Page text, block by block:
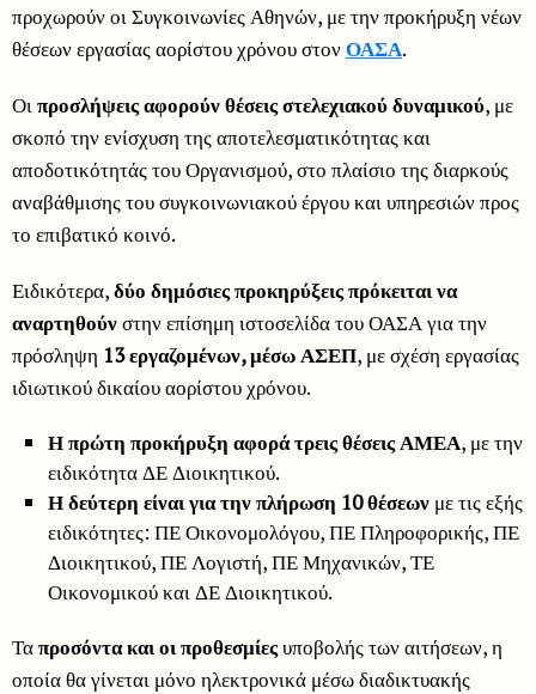
προχωρούν οι Συγκοινωνίες Αθηνών, με την προκήρυξη νέων
θέσεων εργασίας αορίστου χρόνου στονΟΑΣΑ.
Οιπροσλήψεις αφορούν θέσεις στελεχιακού δυναμικού, με
σκοπό την ενίσχυση της αποτελεσματικότητας και
αποδοτικότητάς του Οργανισμού, στο πλαίσιο της διαρκούς
αναβάθμισης του συγκοινωνιακού έργου και υπηρεσιών προς
το επιβατικό κοινό.
Ειδικότερα,δύο δημόσιες προκηρύξεις πρόκειται να
αναρτηθούνστην επίσημη ιστοσελίδα του ΟΑΣΑ για την
πρόσληψη 13 εργαζομένων, μέσω ΑΣΕΠ, με σχέση εργασίας
ιδιωτικού δικαίου αορίστου χρόνου.
Η πρώτη προκήρυξη αφορά τρεις θέσεις ΑΜΕΑ, με την
ειδικότητα ΔΕ Διοικητικού.
Η δεύτερη είναι για την πλήρωση 10 θέσεωνμε τις εξής
ειδικότητες: ΠΕ Οικονομολόγου, ΠΕ Πληροφορικής, ΠΕ
Διοικητικού, ΠΕ Λογιστή, ΠΕ Μηχανικών, ΤΕ
Οικονομικού και ΔΕ Διοικητικού.
Ταπροσόντα και οι προθεσμίεςυποβολής των αιτήσεων, η
οποία θα γίνεται μόνο ηλεκτρονικά μέσω διαδικτυακής